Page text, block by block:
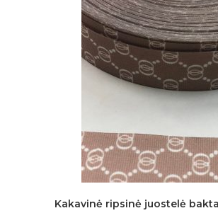
Kakavinė ripsinė juostelė